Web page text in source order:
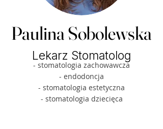
Paulina Sobolewska
Lekarz Stomatolog
- stomatologia zachowawcza
- endodoncja
- stomatologia estetyczna
- stomatologia dziecięca